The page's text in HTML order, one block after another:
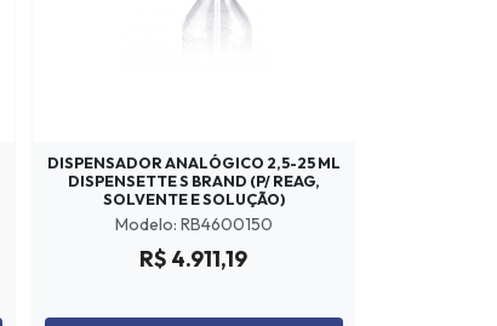
DISPENSADOR ANALÓGICO 2,5-25 ML
DISPENSETTE S BRAND (P/ REAG,
SOLVENTE E SOLUÇÃO)
Modelo: RB4600150
R$ 4.911,19